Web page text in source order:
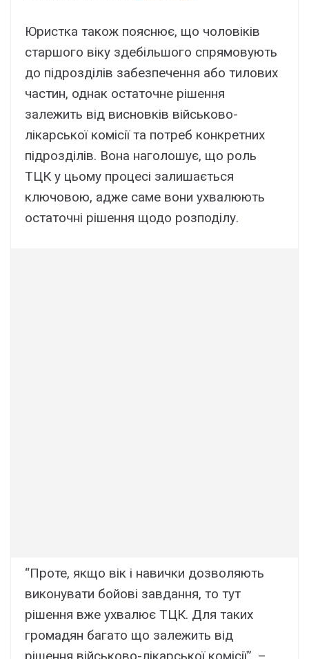
Юристка також пояснює, що чоловіків
старшого віку здебільшого спрямовують
до підрозділів забезпечення або тилових
частин, однак остаточне рішення
залежить від висновків військово-
лікарської комісії та потреб конкретних
підрозділів. Вона наголошує, що роль
ТЦК у цьому процесі залишається
ключовою, адже саме вони ухвалюють
остаточні рішення щодо розподілу.
“Проте, якщо вік і навички дозволяють
виконувати бойові завдання, то тут
рішення вже ухвалює ТЦК. Для таких
громадян багато що залежить від
рішення військово-лікарської комісії”, –